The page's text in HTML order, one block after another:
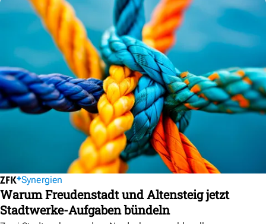
Synergien
Warum Freudenstadt und Altensteig jetzt
Stadtwerke-Aufgaben bündeln